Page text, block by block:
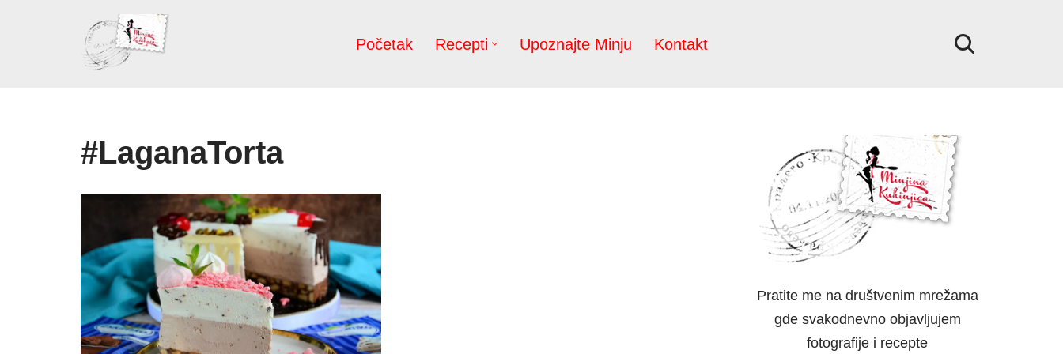
Početak Recepti Upoznajte Minju Kontakt
#LaganaTorta
Pratite me na društvenim mrežama
gde svakodnevno objavljujem
fotografije i recepte